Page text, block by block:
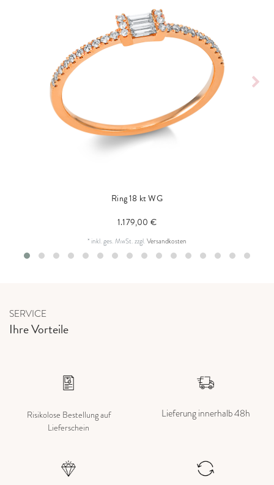
Ring 18 kt WG
1.179,00 €
* inkl. ges. MwSt.zzgl.Versandkosten
SERVICE
Ihre Vorteile
Risikolose Bestellung auf
Lieferschein
Lieferung innerhalb 48h